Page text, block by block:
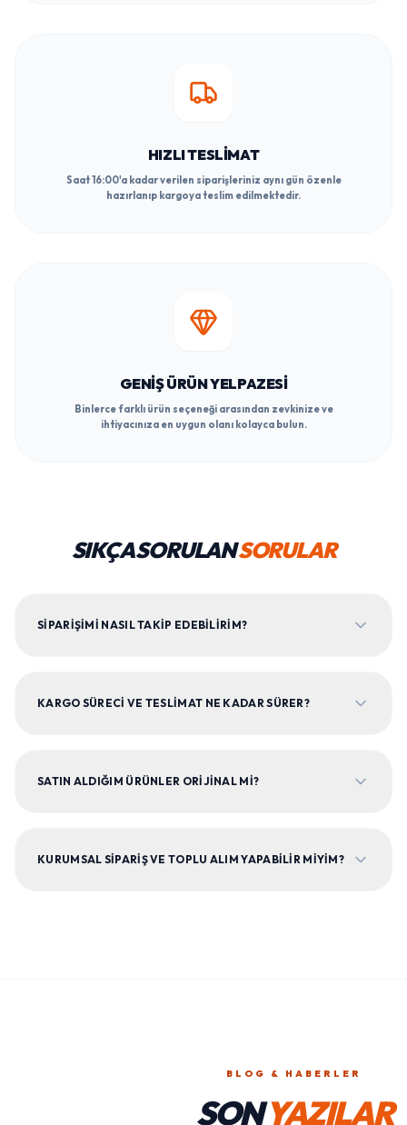
HIZLI TESLIMAT
Saat 16:00'a kadar verilen siparişleriniz aynı gün özenle
hazırlanıp kargoya teslim edilmektedir.
GENIŞ ÜRÜN YELPAZESI
Binlerce farklı ürün seçeneği arasından zevkinize ve
ihtiyacınıza en uygun olanı kolayca bulun.
SIKÇA SORULANSORULAR
SIPARIŞIMI NASIL TAKIP EDEBILIRIM?
KARGO SÜRECI VE TESLIMAT NE KADAR SÜRER?
SATIN ALDIĞIM ÜRÜNLER ORIJINAL MI?
KURUMSAL SIPARIŞ VE TOPLU ALIM YAPABILIR MIYIM?
BLOG & HABERLER
SONYAZILAR